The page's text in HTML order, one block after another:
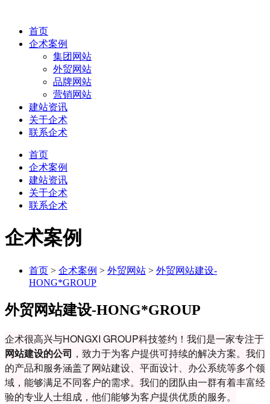
首页
企术案例
集团网站
外贸网站
品牌网站
营销网站
建站资讯
关于企术
联系企术
首页
企术案例
建站资讯
关于企术
联系企术
企术案例
首页 > 企术案例 > 外贸网站 > 外贸网站建设-
HONG*GROUP
外贸网站建设-HONG*GROUP
企术很高兴与HONGXI GROUP科技签约！我们是一家专注于
网站建设的公司 ，致力于为客户提供可持续的解决方案。我们
的产品和服务涵盖了网站建设、平面设计、办公系统等多个领
域，能够满足不同客户的需求。我们的团队由一群有着丰富经
验的专业人士组成，他们能够为客户提供优质的服务。